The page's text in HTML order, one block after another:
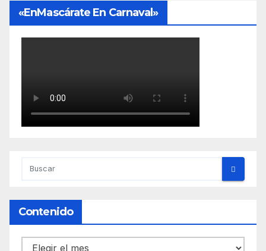
«EnMascárate En Carnaval»
Contenido
Contenido